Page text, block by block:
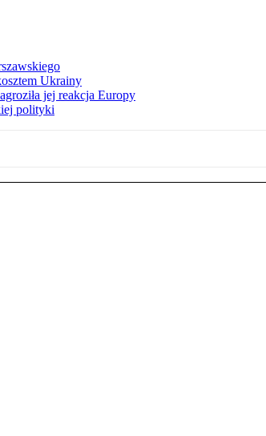
Ukrainy
jej reakcja Europy
polityki